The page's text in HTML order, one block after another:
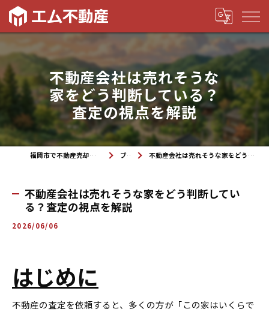
不動産会社は売れそうな
家をどう判断している？
査定の視点を解説
福岡市で不動産売却なら株式会社エム不動産 ブログ 不動産会社は売れそうな家をどう判断している？査定の視点を解説
不動産会社は売れそうな家をどう判断してい
る？査定の視点を解説
2026/06/06
はじめに
不動産の査定を依頼すると、多くの方が「この家はいくらで